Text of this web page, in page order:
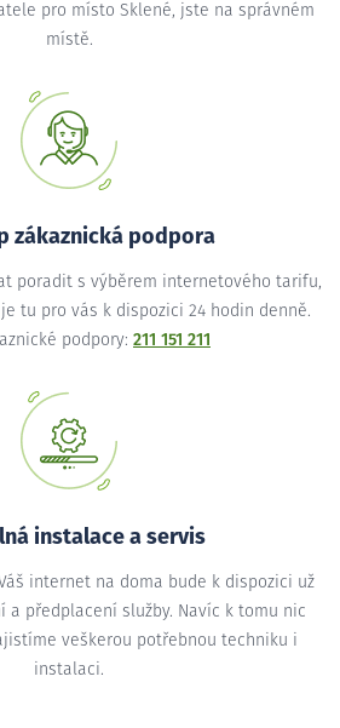
pro místo Sklené, jste na správném
místě.
zákaznická podpora
poradit s výběrem internetového tarifu,
tu pro vás k dispozici 24 hodin denně.
podpory: 211 151 211
instalace a servis
internet na doma bude k dispozici už
a předplacení služby. Navíc k tomu nic
veškerou potřebnou techniku i
instalaci.